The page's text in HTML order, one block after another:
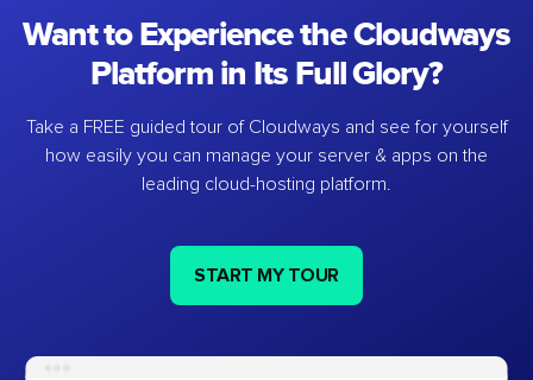
Want to Experience the Cloudways
Platform in Its Full Glory?
Take a FREE guided tour of Cloudways and see for yourself
how easily you can manage your server & apps on the
leading cloud-hosting platform.
START MY TOUR